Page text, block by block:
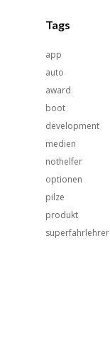
Tags
app
auto
award
boot
development
medien
nothelfer
optionen
pilze
produkt
superfahrlehrer